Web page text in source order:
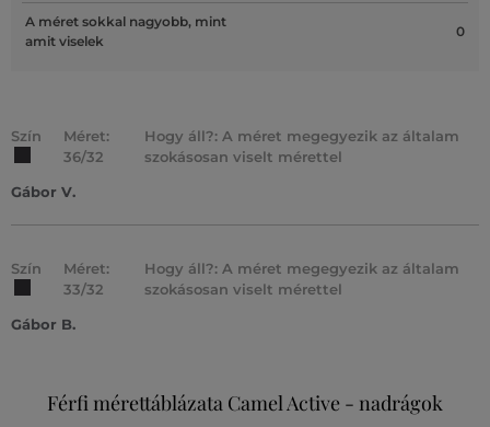
A méret sokkal nagyobb, mint
amit viselek
0
Szín
Méret:
36/32
Hogy áll?: A méret megegyezik az általam
szokásosan viselt mérettel
Gábor V.
Szín
Méret:
33/32
Hogy áll?: A méret megegyezik az általam
szokásosan viselt mérettel
Gábor B.
Férfi mérettáblázata Camel Active - nadrágok